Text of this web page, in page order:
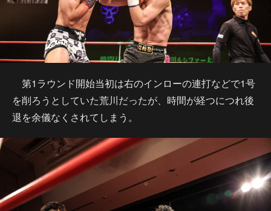
第1ラウンド開始当初は右のインローの連打などで1号
を削ろうとしていた荒川だったが、時間が経つにつれ後
退を余儀なくされてしまう。